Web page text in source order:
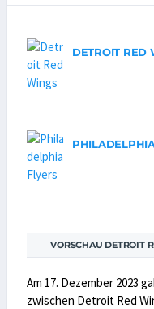
DETROIT RED
VORSCHAU DETROIT
Am 17. Dezember 2023
zwischen Detroit Red